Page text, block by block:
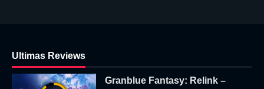
Ultimas Reviews
Granblue Fantasy: Relink –